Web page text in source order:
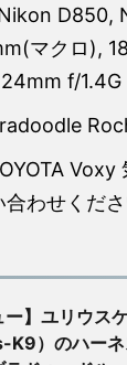
D850,
マクロ),
f/1.4G
Voxy
わせくだ
ー】ユリウス
K9）のハー